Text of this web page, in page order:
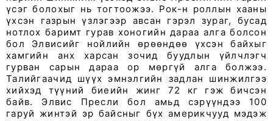
үсэг болохыг нь тогтоожээ. Рок-н роллын хааны
үхсэн газрын үзлэгээр авсан гэрэл зураг, бусад
нотлох баримт гурав хоногийн дараа алга болсон
бол Элвисийг нойлийн өрөөндөө үхсэн байхыг
хамгийн анх харсан зочид буудлын үйлчлэгч
гурван сарын дараа ор мөргүй алга болжээ.
Талийгаачид шүүх эмнэлгийн задлан шинжилгээ
хийхэд түүний биеийн жинг 72 кг гэж бичсэн
байв. Элвис Пресли бол амьд сэрүүндээ 100
гаруй жинтэй эр байсныг бүх америкчууд мэдэж